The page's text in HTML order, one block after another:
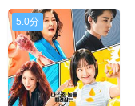
5.0分